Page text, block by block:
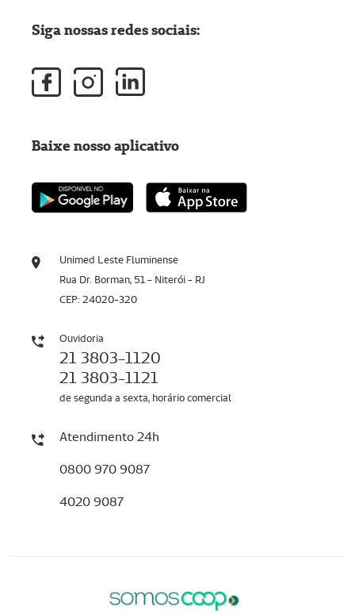
Unimed Leste Fluminense
Rua Dr. Borman, 51 - Niterói - RJ
CEP: 24020-320
Ouvidoria
21 3803-1120
21 3803-1121
de segunda a sexta, horário comercial
Atendimento 24h
0800 970 9087
4020 9087
Siga nossas redes sociais:
Baixe nosso aplicativo